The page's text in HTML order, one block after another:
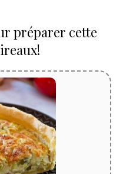
préparer cette